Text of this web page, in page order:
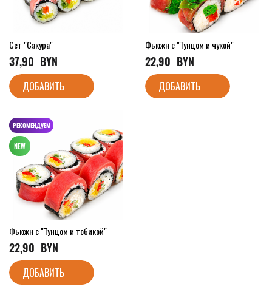
Сет "Сакура"
37,90
  BYN
ДОБАВИТЬ
Фьюжн с "Тунцом и чукой"
22,90
  BYN
ДОБАВИТЬ
РЕКОМЕНДУЕМ
Фьюжн с "Тунцом и тобикой"
22,90
  BYN
ДОБАВИТЬ